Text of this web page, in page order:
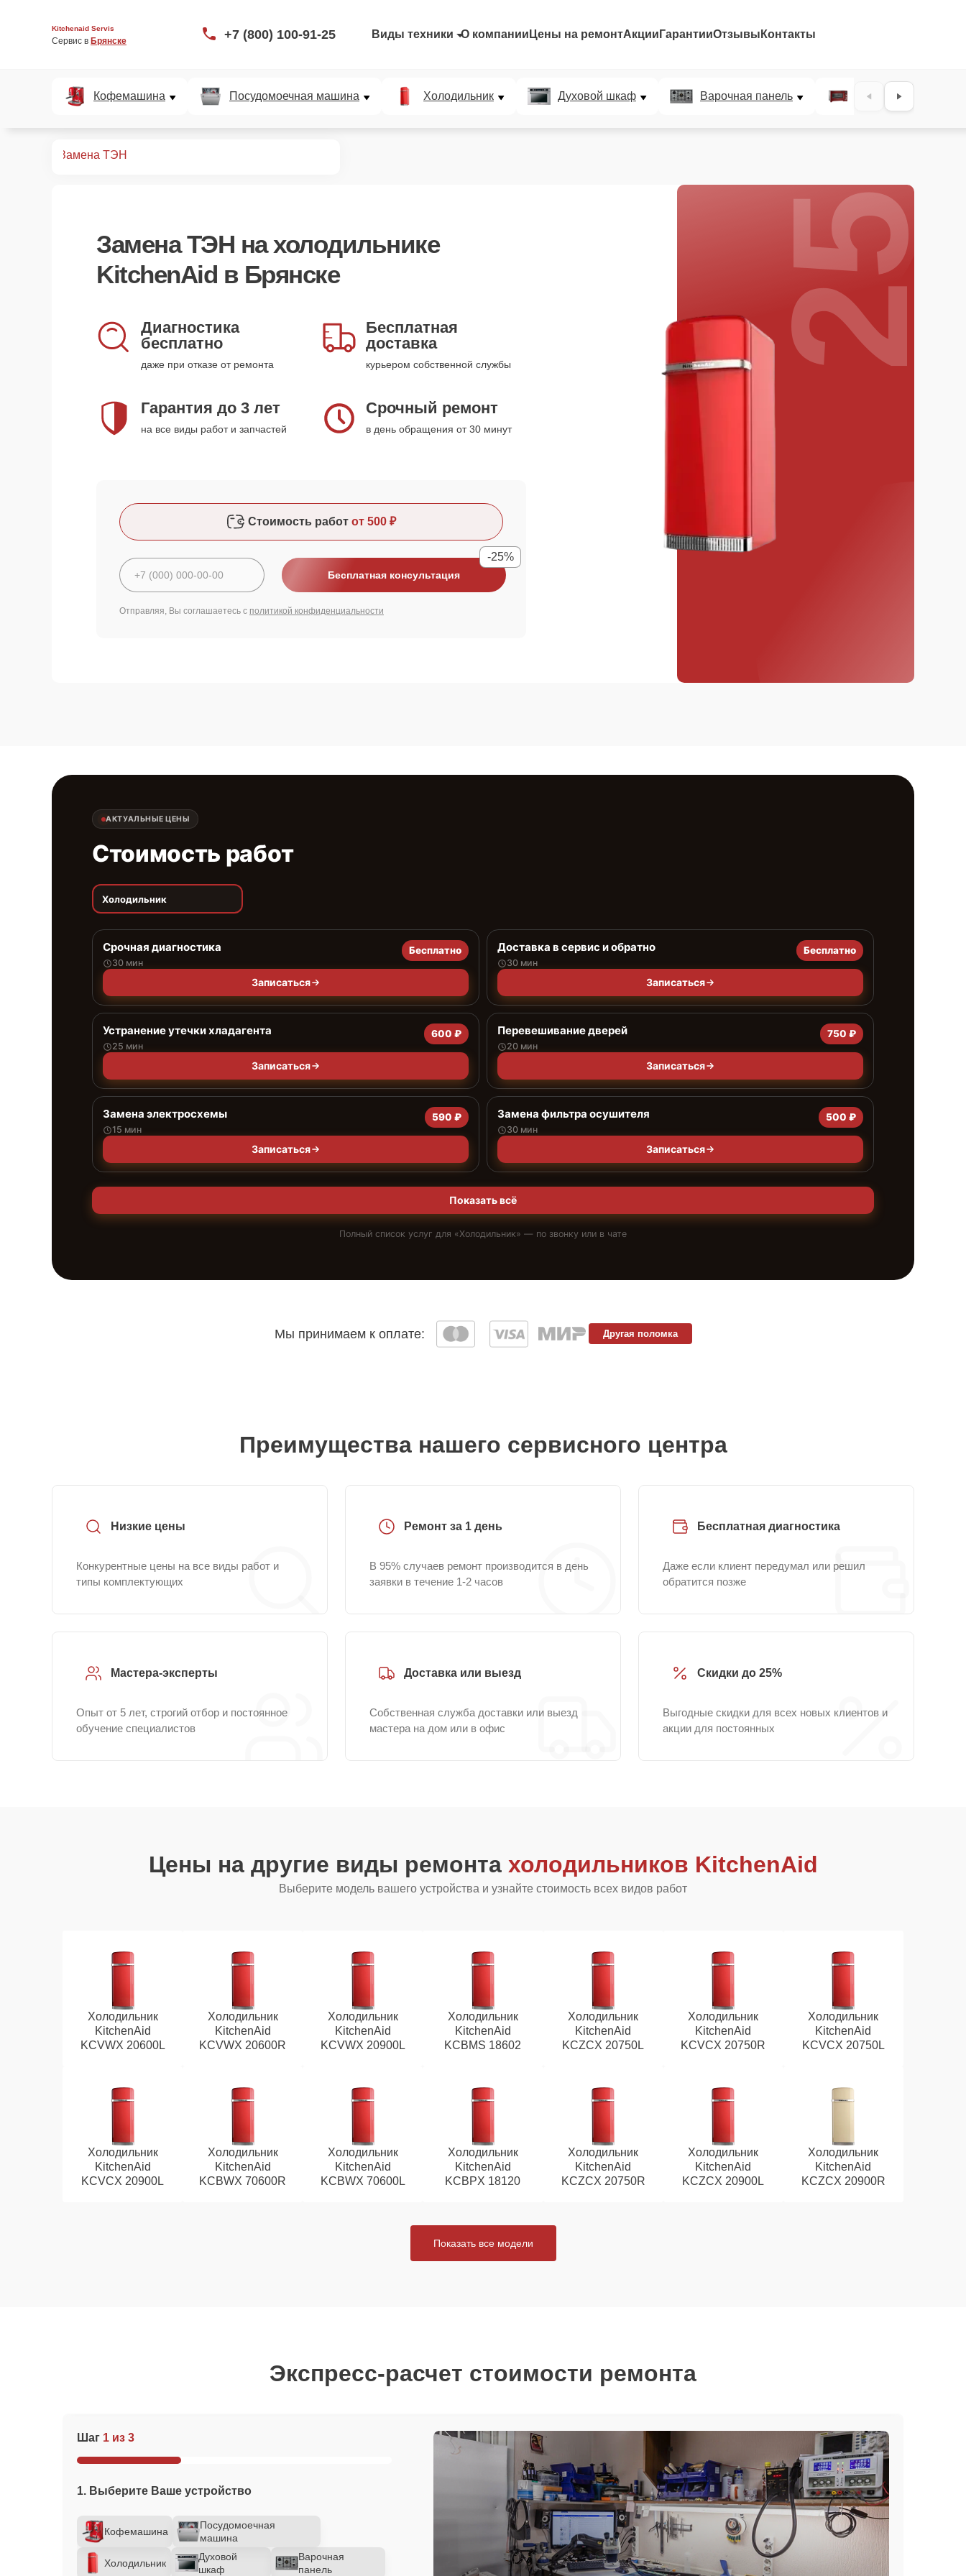
Kitchenaid Servis
Сервис в Брянске +7 (800) 100-91-25 Виды техники О компании Цены на ремонтАкции ГарантииОтзывы Контакты
Кофемашина Посудомоечная машина Холодильник Духовой шкаф Варочная панель Микроволновая
Замена ТЭН
Замена ТЭН на холодильнике
KitchenAid в Брянске
Диагностика
бесплатно
даже при отказе от ремонта
Бесплатная
доставка
курьером собственной службы
Гарантия до 3 лет
на все виды работ и запчастей
Срочный ремонт
в день обращения от 30 минут
Стоимость работ от 500 ₽
Бесплатная консультация
-25%
Отправляя, Вы соглашаетесь с политикой конфиденциальности
25%
АКТУАЛЬНЫЕ ЦЕНЫ
Стоимость работ
Холодильник
Срочная диагностика
30 мин
Бесплатно
Записаться
Доставка в сервис и обратно
30 мин
Бесплатно
Записаться
Устранение утечки хладагента
25 мин
600 ₽
Записаться
Перевешивание дверей
20 мин
750 ₽
Записаться
Замена электросхемы
15 мин
590 ₽
Записаться
Замена фильтра осушителя
30 мин
500 ₽
Записаться
Показать всё
Полный список услуг для «Холодильник» — по звонку или в чате
Мы принимаем к оплате: Другая поломка
Преимущества нашего сервисного центра
Низкие цены
Конкурентные цены на все виды работ и
типы комплектующих
Ремонт за 1 день
В 95% случаев ремонт производится в день
заявки в течение 1-2 часов
Бесплатная диагностика
Даже если клиент передумал или решил
обратится позже
Мастера-эксперты
Опыт от 5 лет, строгий отбор и постоянное
обучение специалистов
Доставка или выезд
Собственная служба доставки или выезд
мастера на дом или в офис
Скидки до 25%
Выгодные скидки для всех новых клиентов и
акции для постоянных
Цены на другие виды ремонта холодильников KitchenAid
Выберите модель вашего устройства и узнайте стоимость всех видов работ
Холодильник
KitchenAid
KCVWX 20600L
Холодильник
KitchenAid
KCVWX 20600R
Холодильник
KitchenAid
KCVWX 20900L
Холодильник
KitchenAid
KCBMS 18602
Холодильник
KitchenAid
KCZCX 20750L
Холодильник
KitchenAid
KCVCX 20750R
Холодильник
KitchenAid
KCVCX 20750L
Холодильник
KitchenAid
KCVCX 20900L
Холодильник
KitchenAid
KCBWX 70600R
Холодильник
KitchenAid
KCBWX 70600L
Холодильник
KitchenAid
KCBPX 18120
Холодильник
KitchenAid
KCZCX 20750R
Холодильник
KitchenAid
KCZCX 20900L
Холодильник
KitchenAid
KCZCX 20900R
Показать все модели
Экспресс-расчет стоимости ремонта
Шаг 1 из 3
1. Выберите Ваше устройство
Кофемашина
Посудомоечная
машина
Холодильник
Духовой
шкаф
Варочная
панель